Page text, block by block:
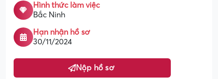
Hình thức làm việc
Bắc Ninh
Hạn nhận hồ sơ
30/11/2024
Nộp hồ sơ